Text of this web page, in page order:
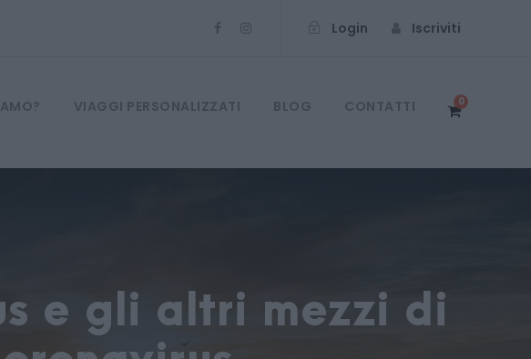
Login Iscriviti
VIAGGI PERSONALIZZATI BLOG CONTATTI 0
e gli altri mezzi di